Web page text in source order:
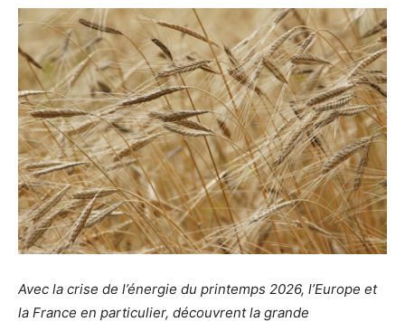
Avec la crise de l’énergie du printemps 2026, l’Europe et
la France en particulier, découvrent la grande